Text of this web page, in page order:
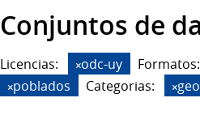
Conjuntos de
Licencias: odc-uy Formatos:
poblados
Categorias: